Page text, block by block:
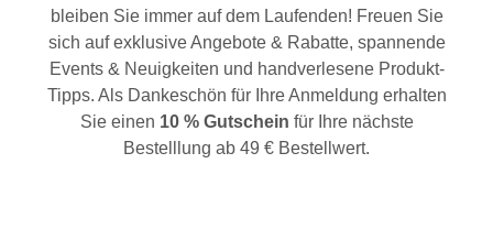
bleiben Sie immer auf dem Laufenden! Freuen Sie
sich auf exklusive Angebote & Rabatte, spannende
Events & Neuigkeiten und handverlesene Produkt-
Tipps. Als Dankeschön für Ihre Anmeldung erhalten
Sie einen 10 % Gutschein für Ihre nächste
Bestelllung ab 49 € Bestellwert.